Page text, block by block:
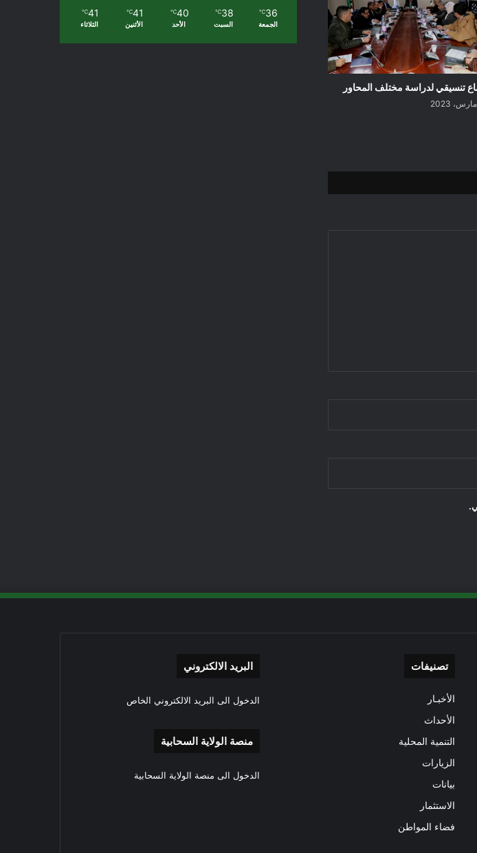
تنسيقي لدراسة مختلف المحاور
36
℃
الجمعة
38
℃
السبت
40
℃
الأحد
41
℃
الأثنين
41
℃
الثلاثاء
تصنيفات
الأخبـار
الأحداث
التنمية المحلية
الزيارات
بيانات
الاستثمار
فضاء المواطن
البريد الالكتروني
الدخول الى البريد الالكتروني الخاص
منصة الولاية السحابية
الدخول الى منصة الولاية السحابية